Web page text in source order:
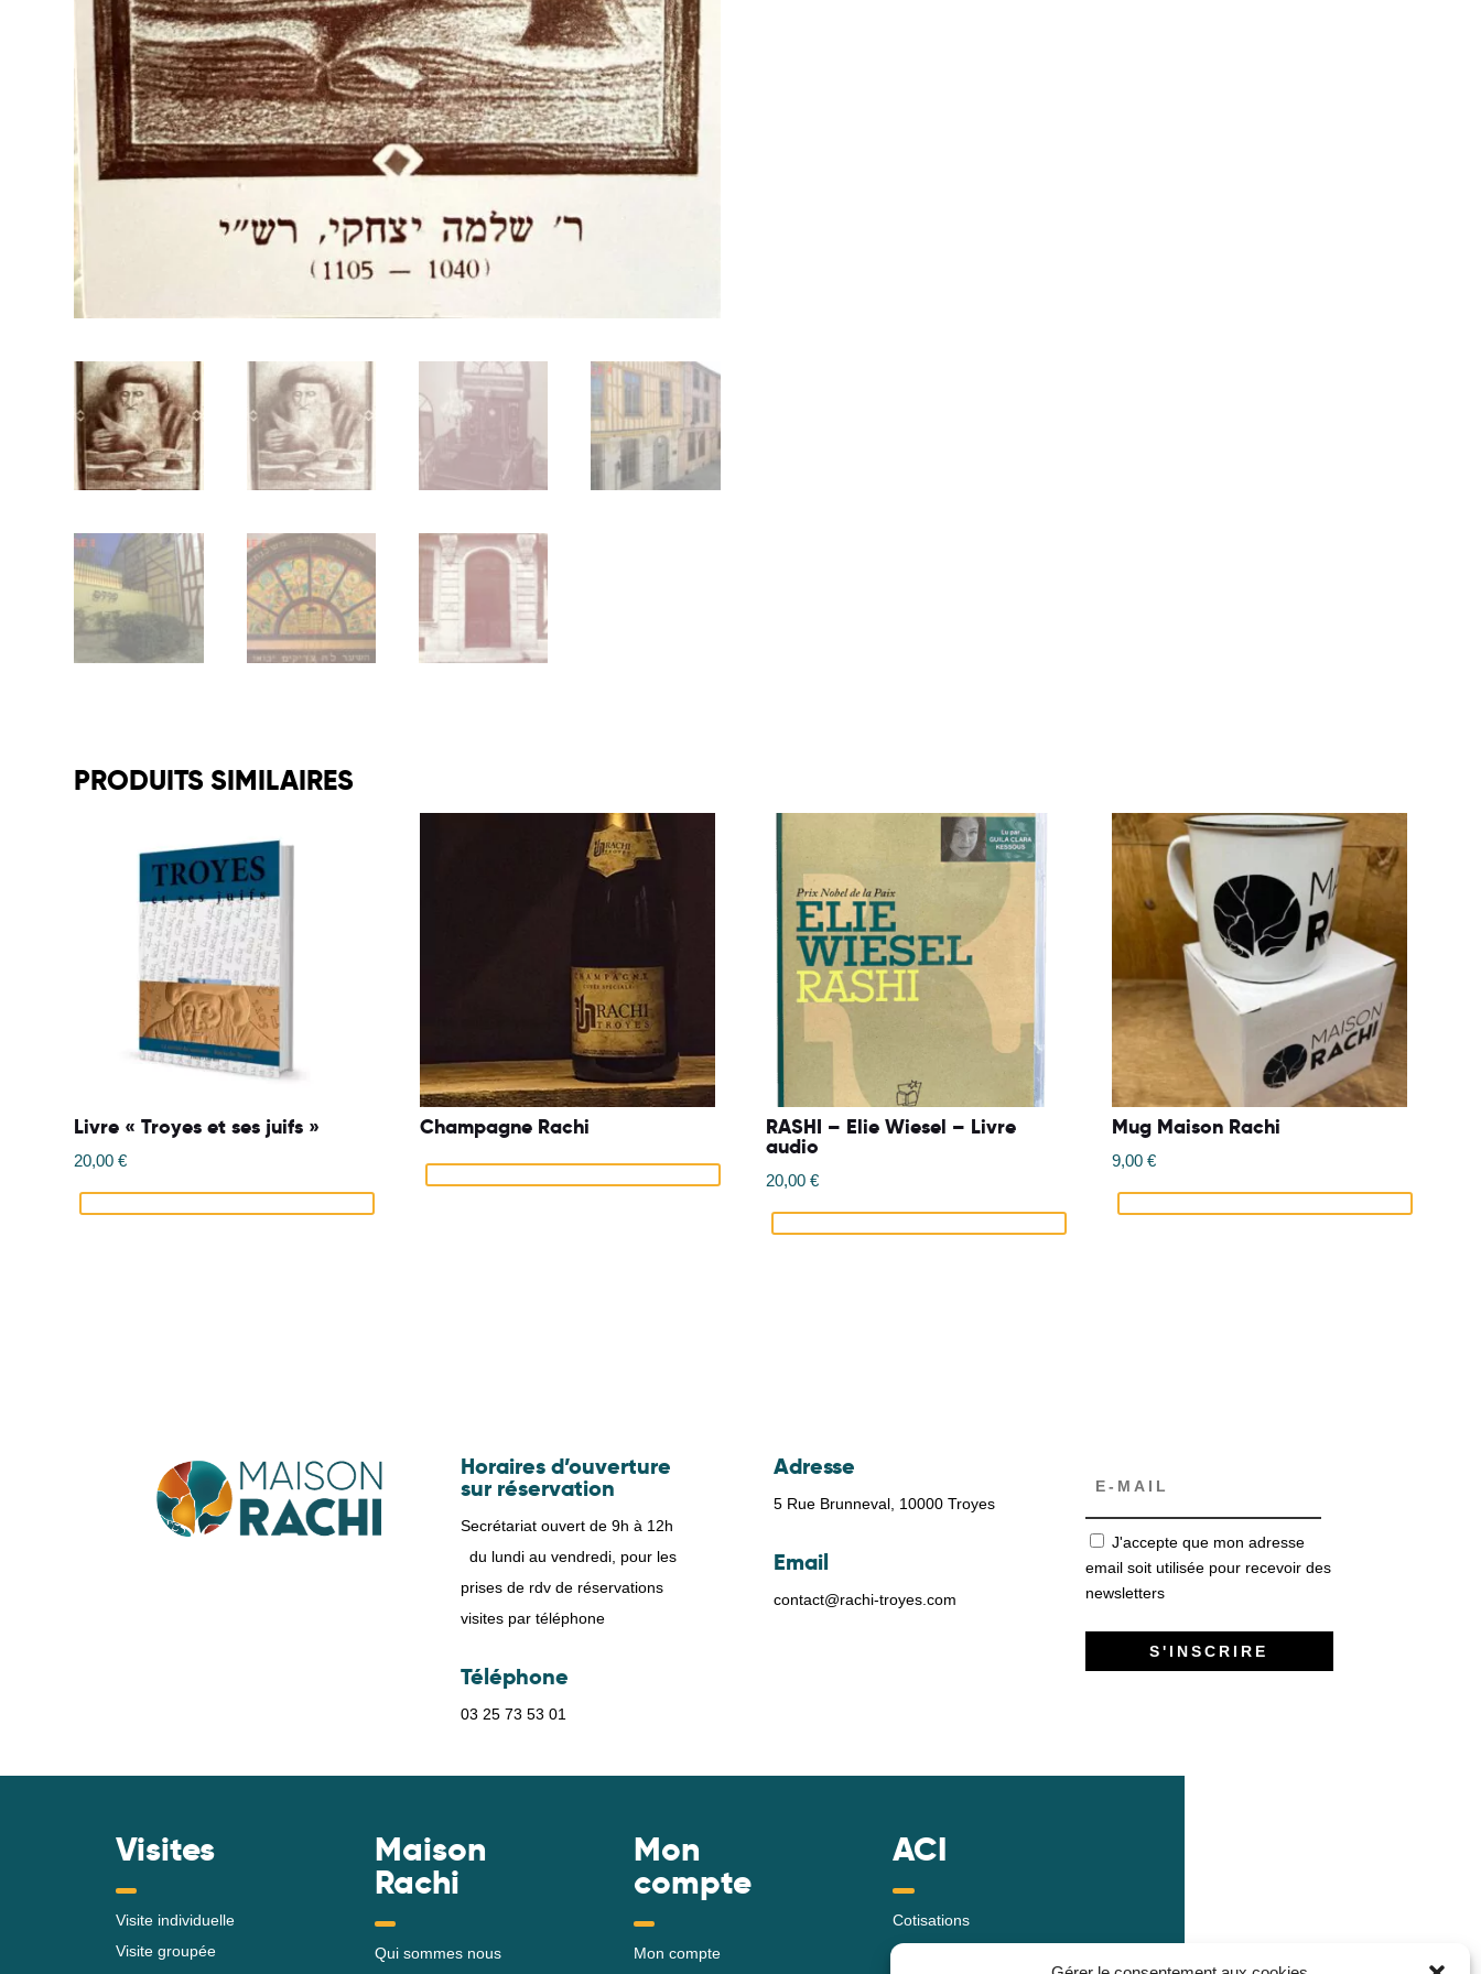
PRODUITS SIMILAIRES
Livre « Troyes et ses juifs »
20,00€
Champagne Rachi RASHI – Elie Wiesel – Livre
audio
20,00 €
Mug Maison Rachi
9,00 €
Horaires d’ouverture
sur réservation
Secrétariat ouvert de 9h à 12h
du lundi au vendredi, pour les
prises de rdv de réservations
visites par téléphone
Téléphone
03 25 73 53 01
Adresse
5 Rue Brunneval, 10000 Troyes
Email
contact@rachi-troyes.com
J'accepte que mon adresse
email soit utilisée pour recevoir des
newsletters
Visites
Visite individuelle
Visite groupée
Maison
Rachi
Qui sommes nous
Mon
compte
Mon compte
ACI
Cotisations